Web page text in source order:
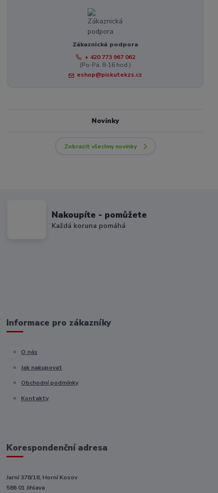
Zákaznická podpora
+ 420 773 967 062
(Po-Pá, 8-16 hod.)
eshop@piskutekzs.cz
Novinky
Zobrazit všechny novinky
Nakoupíte - pomůžete
Každá koruna pomáhá
Informace pro zákazníky
O nás
Jak nakupovat
Obchodní podmínky
Kontakty
Korespondenční adresa
Jarní 378/18, Horní Kosov
586 01 Jihlava